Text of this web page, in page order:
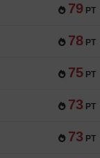
79 PT
78 PT
75 PT
73 PT
73 PT